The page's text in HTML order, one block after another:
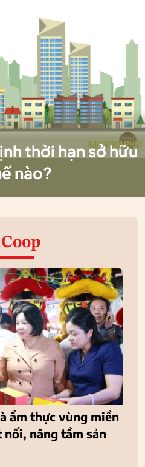
thời hạn sở hữu
nào?
ẩm thực vùng miền
nâng tầm sản